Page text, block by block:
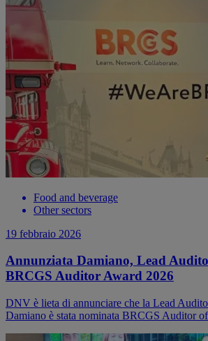
Food and beverage
Other sectors
19 febbraio 2026
Annunziata Damiano, Lead
BRCGS Auditor Award 2026
DNV è lieta di annunciare che la Lead
Damiano è stata nominata BRCGS Auditor